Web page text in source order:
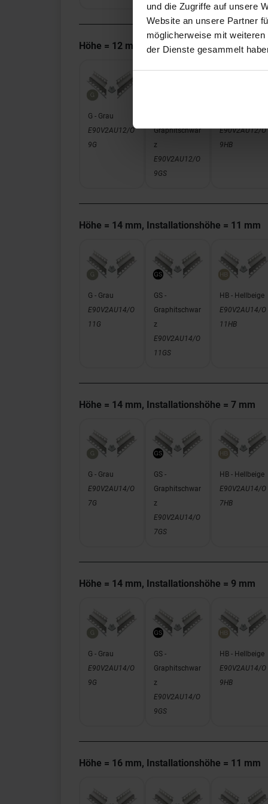
und die Zugriffe auf unsere
Website an unsere Partner
möglicherweise mit
der Dienste gesammelt
Höhe = 12 mm, Installationshöhe = 9 mm
G - Grau
E90V2AU12/O
9G
Graphitschwar
z
E90V2AU12/O
9GS
E90V2AU12/O
9HB
Höhe = 14 mm, Installationshöhe = 11 mm
G - Grau
E90V2AU14/O
11G
GS -
Graphitschwar
z
E90V2AU14/O
11GS
HB - Hellbeige
E90V2AU14/O
11HB
Höhe = 14 mm, Installationshöhe = 7 mm
G - Grau
E90V2AU14/O
7G
GS -
Graphitschwar
z
E90V2AU14/O
7GS
HB - Hellbeige
E90V2AU14/O
7HB
Höhe = 14 mm, Installationshöhe = 9 mm
G - Grau
E90V2AU14/O
9G
GS -
Graphitschwar
z
E90V2AU14/O
9GS
HB - Hellbeige
E90V2AU14/O
9HB
Höhe = 16 mm, Installationshöhe = 11 mm